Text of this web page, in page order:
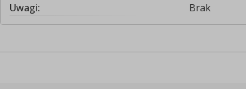
Uwagi: Brak